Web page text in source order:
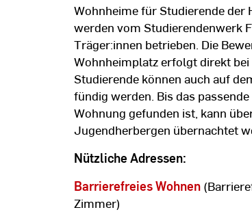
Wohnheime für Studierende der
werden vom Studierendenwerk
Träger:innen betrieben. Die
Wohnheimplatz erfolgt direkt bei
Studierende können auch auf
fündig werden. Bis das
Wohnung gefunden ist, kann
Jugendherbergen übernachtet
Nützliche Adressen:
Barrierefreies Wohnen
Zimmer)